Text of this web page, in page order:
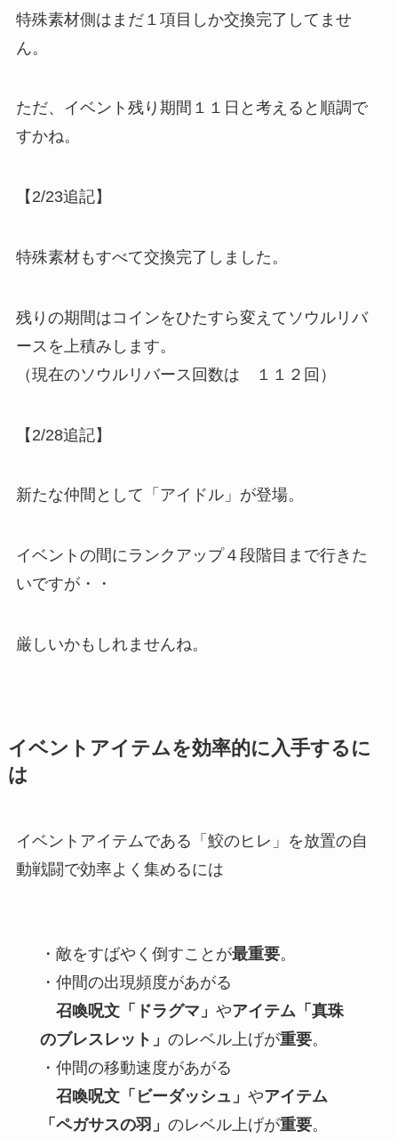
特殊素材側はまだ１項目しか交換完了してませ
ん。
ただ、イベント残り期間１１日と考えると順調で
すかね。
【2/23追記】
特殊素材もすべて交換完了しました。
残りの期間はコインをひたすら変えてソウルリバ
ースを上積みします。
（現在のソウルリバース回数は １１２回）
【2/28追記】
新たな仲間として「アイドル」が登場。
イベントの間にランクアップ４段階目まで行きた
いですが・・
厳しいかもしれませんね。
イベントアイテムを効率的に入手するに
は
イベントアイテムである「鮫のヒレ」を放置の自
動戦闘で効率よく集めるには
・敵をすばやく倒すことが最重要。
・仲間の出現頻度があがる
召喚呪文「ドラグマ」 やアイテム「真珠
のブレスレット」 のレベル上げが重要。
・仲間の移動速度があがる
召喚呪文「ビーダッシュ」 やアイテム
「ペガサスの羽」 のレベル上げが重要。